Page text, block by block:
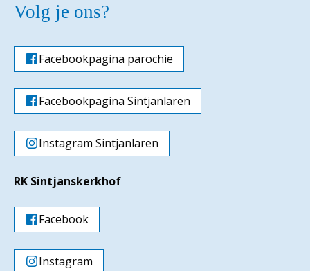
Volg je ons?
Facebookpagina parochie
Facebookpagina Sintjanlaren
Instagram Sintjanlaren
RK Sintjanskerkhof
Facebook
Instagram